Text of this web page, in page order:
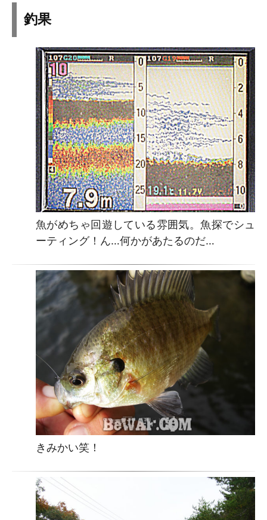
釣果
魚がめちゃ回遊している雰囲気。魚探でシュ
ーティング！ん…何かがあたるのだ…
きみかい笑！